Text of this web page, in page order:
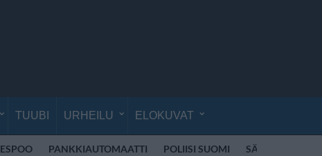
TUUBI URHEILU ELOKUVAT
ESPOO PANKKIAUTOMAATTI POLIISI SUOMI